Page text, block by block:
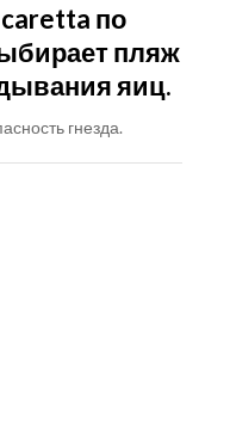
по
пляж
яиц.
гнезда.